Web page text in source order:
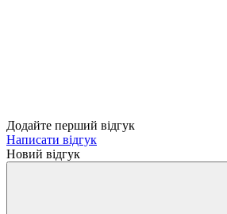
Додайте перший відгук
Написати відгук
Новий відгук